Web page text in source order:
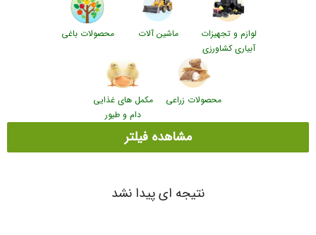
لوازم و تجهیزات
آبیاری کشاورزی
ماشین آلات محصولات باغی
محصولات زراعی
مکمل های غذایی
دام و طیور
مشاهده فیلتر
نتیجه ای پیدا نشد